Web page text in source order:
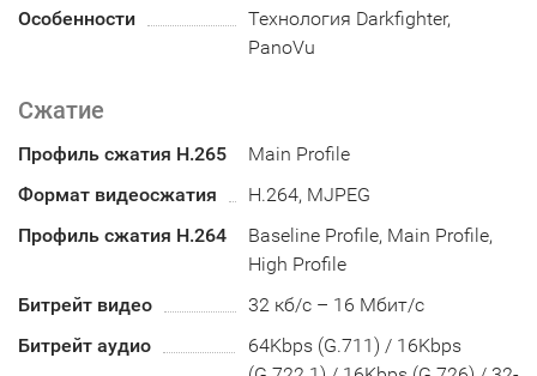
Особенности
Технология Darkfighter,
PanoVu
Сжатие
Профиль сжатия H.265
Main Profile
Формат видеосжатия
H.264, MJPEG
Профиль сжатия H.264
Baseline Profile, Main Profile,
High Profile
Битрейт видео
32 кб/с – 16 Мбит/с
Битрейт аудио
64Kbps (G.711) / 16Kbps